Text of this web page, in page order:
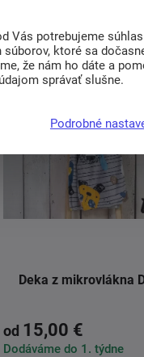
Deka z mikrovlákna
od 15,00 €
Dodáváme do 1. týdne
Vás potrebujeme
súborov, ktoré sa
že nám ho dáte a
správať slušne.
Podrobné